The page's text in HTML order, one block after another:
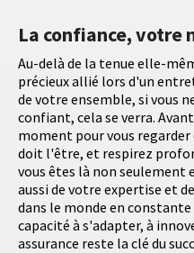
La confiance, votre
Au-delà de la tenue elle-
précieux allié lors d'un
de votre ensemble, si vous
confiant, cela se verra.
moment pour vous
doit l'être, et respirez
vous êtes là non seulement
aussi de votre expertise et
dans le monde en
capacité à s'adapter, à
assurance reste la clé du